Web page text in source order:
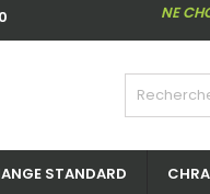
NE
STANDARD